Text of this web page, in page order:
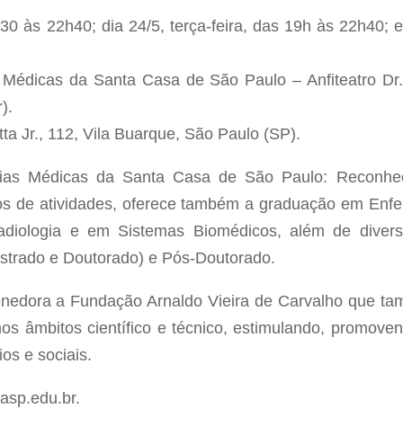
às 22h40; dia 24/5, terça-feira, das 19h às 22h40;
da Santa Casa de São Paulo – Anfiteatro
Jr., 112, Vila Buarque, São Paulo (SP).
Médicas da Santa Casa de São Paulo:
de atividades, oferece também a graduação em
e em Sistemas Biomédicos, além de
e Doutorado) e Pós-Doutorado.
a Fundação Arnaldo Vieira de Carvalho que
âmbitos científico e técnico, estimulando,
e sociais.